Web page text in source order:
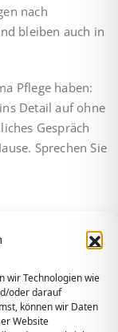
wir Technologien wie
oder darauf
können wir Daten
Website
nach
bleiben auch in
Pflege haben:
Detail auf ohne
Gespräch
Sprechen Sie